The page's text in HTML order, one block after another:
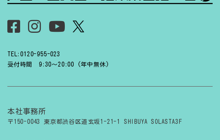
TEL:0120-955-023
受付時間 9:30〜20:00 (年中無休)
本社事務所
〒150-0043 東京都渋谷区道玄坂1-21-1 SHIBUYA SOLASTA3F